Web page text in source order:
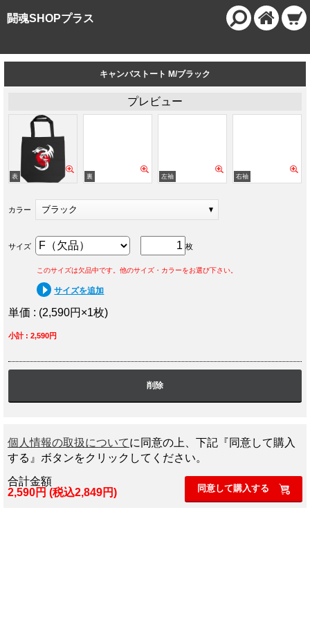
闘魂SHOPプラス
キャンバストート M/ブラック
プレビュー
カラー ブラック
枚
サイズ
このサイズは欠品中です。他のサイズ・カラーをお選び下さい。
サイズを追加
単価 : (2,590円×1枚)
小計 : 2,590円
削除
個人情報の取扱についてに同意の上、下記『同意して購入
する』ボタンをクリックしてください。
合計金額
2,590円 (税込2,849円)
同意して購入する